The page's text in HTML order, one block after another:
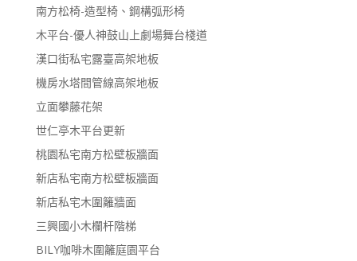
南方松椅-造型椅、鋼構弧形椅
木平台-優人神鼓山上劇場舞台棧道
漢口街私宅露臺高架地板
機房水塔間管線高架地板
立面攀藤花架
世仁亭木平台更新
桃園私宅南方松壁板牆面
新店私宅南方松壁板牆面
新店私宅木圍籬牆面
三興國小木欄杆階梯
BILY咖啡木圍籬庭園平台